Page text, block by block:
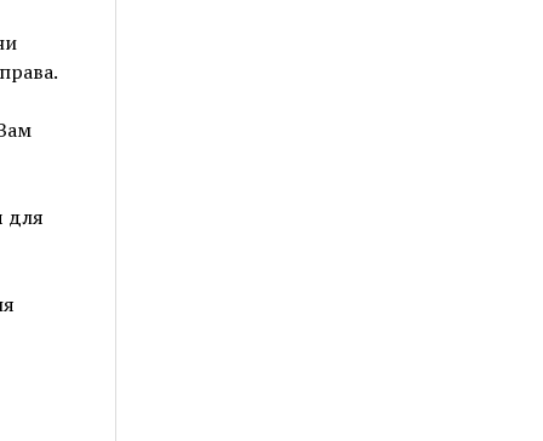
для